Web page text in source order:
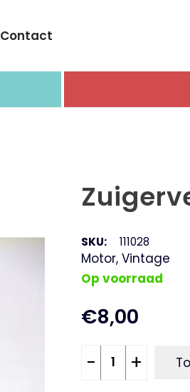
Contact
SKU: 111028
Motor, Vintage
Op voorraad
€8,00
Zuigerveer
- +